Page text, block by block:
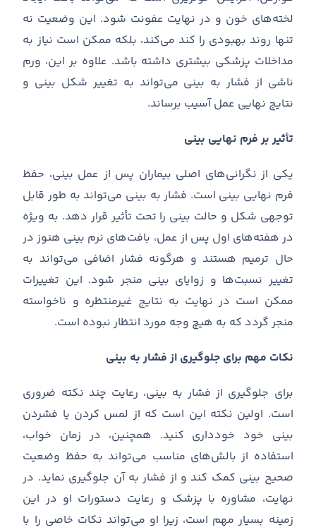
لختههای خون و در نهایت عفونت شود. این وضعیت نه
تنها روند بهبودی را کند میکند، بلکه ممکن است نیاز به
مداخلات پزشکی بیشتری داشته باشد. علاوه بر این، ورم
ناشی از فشار به بینی میتواند به تغییر شکل بینی و
نتایج نهایی عمل آسیب برساند.
تأثیر بر فرم نهایی بینی
یکی از نگرانیهای اصلی بیماران پس از عمل بینی، حفظ
فرم نهایی بینی است. فشار به بینی میتواند به طور قابل
توجهی شکل و حالت بینی را تحت تأثیر قرار دهد. به ویژه
در هفتههای اول پس از عمل، بافتهای نرم بینی هنوز در
حال ترمیم هستند و هرگونه فشار اضافی میتواند به
تغییر نسبتها و زوایای بینی منجر شود. این تغییرات
ممکن است در نهایت به نتایج غیرمنتظره و ناخواسته
منجر گردد که به هیچ وجه مورد انتظار نبوده است.
نکات مهم برای جلوگیری از فشار به بینی
برای جلوگیری از فشار به بینی، رعایت چند نکته ضروری
است. اولین نکته این است که از لمس کردن یا فشردن
بینی خود خودداری کنید. همچنین، در زمان خواب،
استفاده از بالش‌های مناسب می‌تواند به حفظ وضعیت
صحیح بینی کمک کند و از فشار به آن جلوگیری نماید. در
نهایت، مشاوره با پزشک و رعایت دستورات او در این
زمینه بسیار مهم است، زیرا او می‌تواند نکات خاصی را با